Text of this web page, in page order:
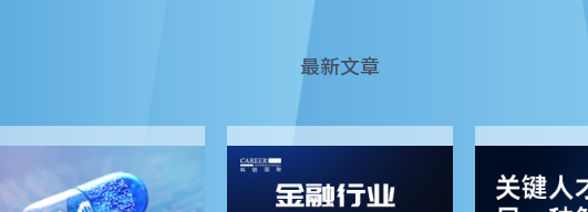
最新文章